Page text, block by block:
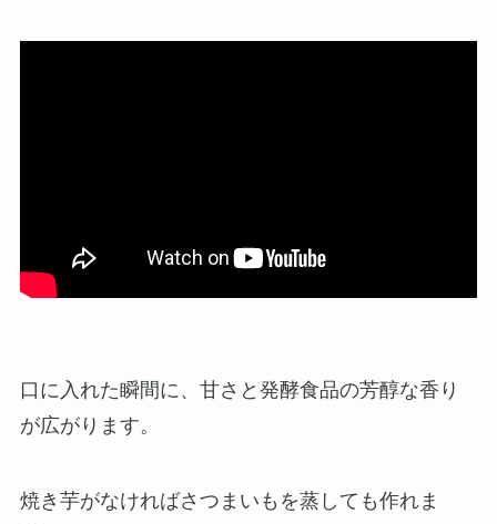
口に入れた瞬間に、甘さと発酵食品の芳醇な香り
が広がります。
焼き芋がなければさつまいもを蒸しても作れま